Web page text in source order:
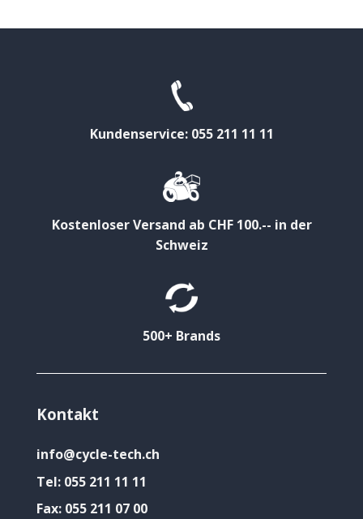
Kundenservice: 055 211 11 11
Kostenloser Versand ab CHF 100.-- in der
Schweiz
500+ Brands
Kontakt
info@cycle-tech.ch
Tel: 055 211 11 11
Fax: 055 211 07 00